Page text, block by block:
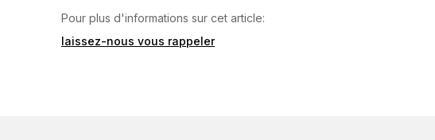
Pour plus d'informations sur cet article:
laissez-nous vous rappeler